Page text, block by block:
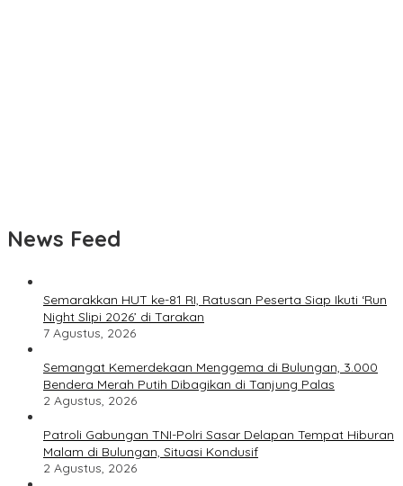
News Feed
Semarakkan HUT ke-81 RI, Ratusan Peserta Siap Ikuti ‘Run
Night Slipi 2026’ di Tarakan
7 Agustus, 2026
Semangat Kemerdekaan Menggema di Bulungan, 3.000
Bendera Merah Putih Dibagikan di Tanjung Palas
2 Agustus, 2026
Patroli Gabungan TNI-Polri Sasar Delapan Tempat Hiburan
Malam di Bulungan, Situasi Kondusif
2 Agustus, 2026